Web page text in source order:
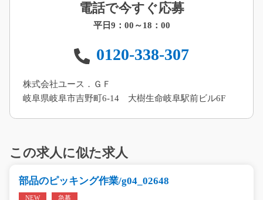
電話で今すぐ応募
平日9：00～18：00
0120-338-307
株式会社ユース．ＧＦ
岐阜県岐阜市吉野町6-14 大樹生命岐阜駅前ビル6F
この求人に似た求人
部品のピッキング作業/g04_02648
NEW 急募